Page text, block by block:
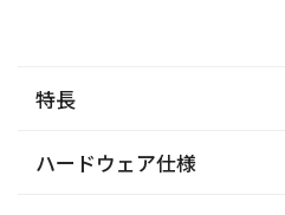
特長
ハードウェア仕様